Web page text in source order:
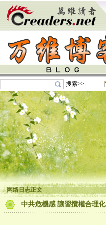
搜索>>
网络日志正文
中共危機感 讓習攬權合理化